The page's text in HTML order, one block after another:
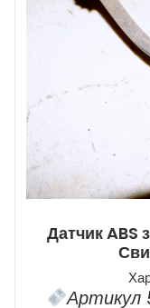
Датчик ABS
Артикул